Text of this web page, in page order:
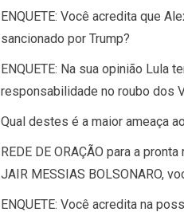
ENQUETE: Você acredita que
sancionado por Trump?
ENQUETE: Na sua opinião Lula
responsabilidade no roubo dos
Qual destes é a maior ameaça
REDE DE ORAÇÃO para a
JAIR MESSIAS BOLSONARO,
ENQUETE: Você acredita na